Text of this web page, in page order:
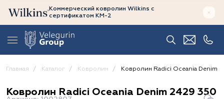
Коммерческий ковролин Wilkins с
сертификатом КМ-2
Главная Каталог Ковролин Ковролин Radici Oceania Denim
Ковролин Radici Oceania Denim 2429 350